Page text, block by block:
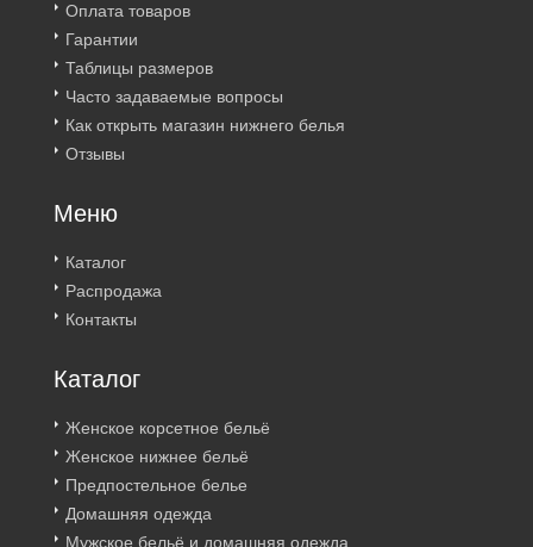
Оплата товаров
Гарантии
Таблицы размеров
Часто задаваемые вопросы
Как открыть магазин нижнего белья
Отзывы
Меню
Каталог
Распродажа
Контакты
Каталог
Женское корсетное бельё
Женское нижнее бельё
Предпостельное белье
Домашняя одежда
Мужское бельё и домашняя одежда